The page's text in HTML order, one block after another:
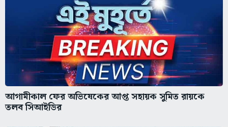
আগামীকাল ফের অভিষেকের আপ্ত সহায়ক সুমিত রায়কে
তলব সিআইডির